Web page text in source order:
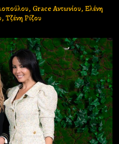
Grace Aντωνίου, Ελένη
Τζένη Ρίζου